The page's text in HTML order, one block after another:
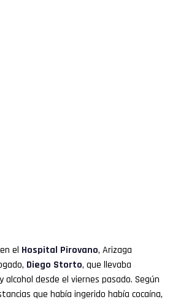
el Hospital Pirovano, Arizaga
Diego Storto, que llevaba
alcohol desde el viernes pasado. Según
que había ingerido había cocaína,